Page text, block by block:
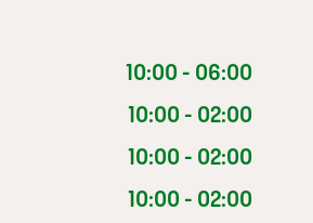
10:00 - 06:00
10:00 - 02:00
10:00 - 02:00
10:00 - 02:00